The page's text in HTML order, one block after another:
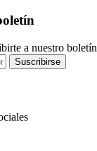
a nuestro boletín
Suscribirse